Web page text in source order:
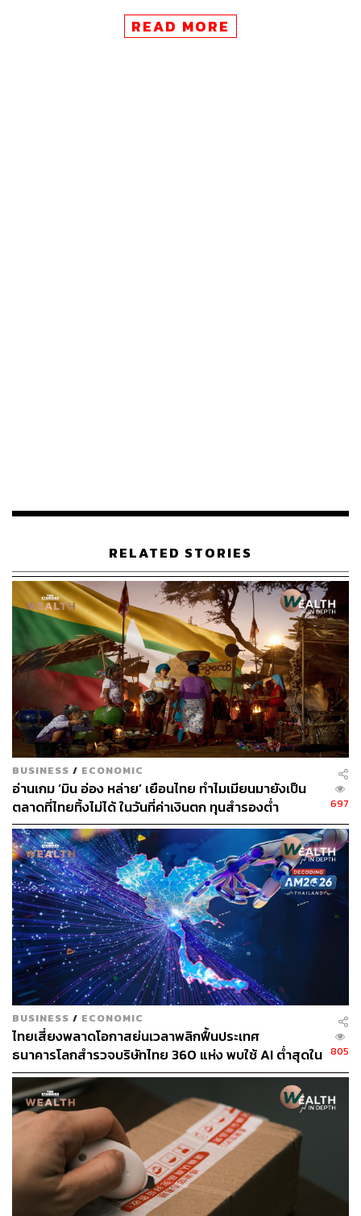
บริการตั้งแต่ต้นน้ำถึงปลายน้ำ เช่น ขายสินค้าผ่าน
ข่าวที่เกี่ยวข้อง:
หุ้น ‘เคอรี่ เอ็กซ์เพรส’ พุ่งชนซิลลิ่ง หลัง KLN ผู้ถือหุ้นให
ญ่จ่อนำหุ้น KEX จ่ายเป็นปันผลให้ผู้ถือหุ้น ฟาก SFTH ป
ระกาศทำ Tender Offer ราคา 5.50 บาท
วิเคราะห์อนาคต ‘เคอรี่ เอ็กซ์เพรส’ หลังปรับโครงสร้าง
ถือหุ้น พร้อมความเสี่ยงถูกเทขายจากรายย่อยฮ่องกง
140 ปี ‘ไปรษณีย์ไทย’ ย้ำไม่ขอเล่น ‘สงครามราคา’ แต่ก
ารกลับมาทำกำไรก็เป็นสิ่งมองข้ามไม่ได้!
อุตสาหกรรมขนส่งยังเติบโต?
แน่นอนว่าเมื่ออีคอมเมิร์ซเติบโต สิ่งที่ควรจะเติบโตตามไป
ด้วยคืออุตสาหกรรมขนส่ง เพราะต้องเป็นคนจัดส่งพัสดุไปให้
กับลูกค้า ttb analytics ระบุไว้ในบทวิเคราะห์เมื่อวันที่ 17
กุมภาพันธ์ 2566 ว่า ในช่วง 5 ปีที่ผ่านมาธุรกิจขนส่งพัสดุเป็น
หนึ่งในธุรกิจบริการที่มีการขยายตัวอย่างรวดเร็ว โดยในปี
2561-2562 ธุรกิจขนส่งพัสดุมีมูลค่าในตลาดราว 4.6 หมื่น
ล้านบาท เติบโตเฉลี่ย 15%
ขณะที่ SHIPPOP ประเมินว่า ถึงตลาดขนส่งพัสดุจะมีอัตรา
การเติบโตที่ลดลงหลังจากที่โตแรงในช่วงโควิด คาดการณ์
ในปี 2566 และ 2567 ตลาดขนส่งพัสดุด่วนในไทยจะยังคง
เติบโตเพิ่มขึ้นอย่างต่อเนื่อง เนื่องจากปัจจุบันผู้ที่ขายสินค้า
ออนไลน์มีแพลตฟอร์มช่องทางการขายที่หลากหลาย
ประกอบกับผู้บริโภคเองก็ยังมีพฤติกรรมการสั่งซื้อออนไลน์
อยู่ด้วยเช่นกัน ดังนั้นมูลค่าตลาดขนส่งพัสดุด่วนจะเติบโตขึ้น
อย่างต่อเนื่อง โดยอาจทะลุ 1 แสนล้านบาทภายในปี 2567
โดยในปี 2566 คาดว่าตลาดจะมีมูลค่า 9.6 หมื่นล้านบาท
READ MORE
RELATED STORIES
BUSINESS / ECONOMIC
อ่านเกม ‘มิน อ่อง หล่าย’ เยือนไทย ทำไมเมียนมายังเป็น
ตลาดที่ไทยทิ้งไม่ได้ ในวันที่ค่าเงินตก ทุนสำรองต่ำ
697
BUSINESS / ECONOMIC
ไทยเสี่ยงพลาดโอกาสย่นเวลาพลิกฟื้นประเทศ
ธนาคารโลกสำรวจบริษัทไทย 360 แห่ง พบใช้ AI ต่ำสุดใน
กลุ่ม ตามหลังเคนยาและไนจีเรียเกือบ 4 เท่า
805